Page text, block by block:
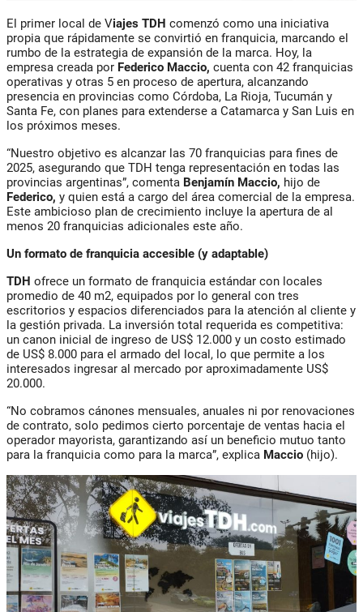
El primer local de Viajes TDH comenzó como una iniciativa
propia que rápidamente se convirtió en franquicia, marcando el
rumbo de la estrategia de expansión de la marca. Hoy, la
empresa creada por Federico Maccio, cuenta con 42 franquicias
operativas y otras 5 en proceso de apertura, alcanzando
presencia en provincias como Córdoba, La Rioja, Tucumán y
Santa Fe, con planes para extenderse a Catamarca y San Luis en
los próximos meses.
“Nuestro objetivo es alcanzar las 70 franquicias para fines de
2025, asegurando que TDH tenga representación en todas las
provincias argentinas”, comenta Benjamín Maccio, hijo de
Federico, y quien está a cargo del área comercial de la empresa.
Este ambicioso plan de crecimiento incluye la apertura de al
menos 20 franquicias adicionales este año.
Un formato de franquicia accesible (y adaptable)
TDH ofrece un formato de franquicia estándar con locales
promedio de 40 m2, equipados por lo general con tres
escritorios y espacios diferenciados para la atención al cliente y
la gestión privada. La inversión total requerida es competitiva:
un canon inicial de ingreso de US$ 12.000 y un costo estimado
de US$ 8.000 para el armado del local, lo que permite a los
interesados ingresar al mercado por aproximadamente US$
20.000.
“No cobramos cánones mensuales, anuales ni por renovaciones
de contrato, solo pedimos cierto porcentaje de ventas hacia el
operador mayorista, garantizando así un beneficio mutuo tanto
para la franquicia como para la marca”, explica Maccio (hijo).